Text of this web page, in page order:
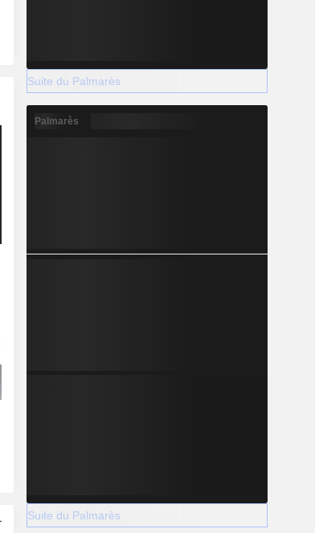
Suite du Palmarès
Palmarès
Suite du Palmarès